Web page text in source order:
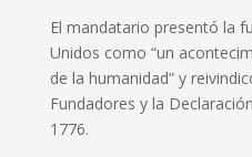
El mandatario presentó la
Unidos como “un
de la humanidad” y
Fundadores y la
1776.